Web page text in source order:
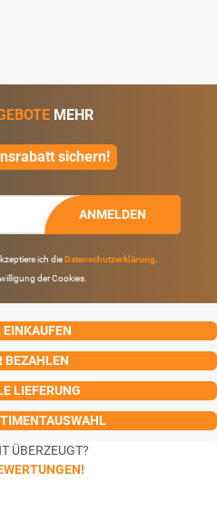
MEHR
sichern!
ANMELDEN
ich dieDatenschutzerklärung.
der Cookies.
EINKAUFEN
BEZAHLEN
LIEFERUNG
ÜBERZEUGT?